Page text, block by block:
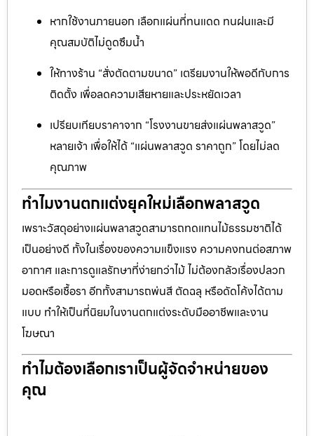
หากใช้งานภายนอก เลือกแผ่นที่ทนแดด ทนฝนและมี
คุณสมบัติไม่ดูดซึมน้ำ
ให้ทางร้าน “สั่งตัดตามขนาด” เตรียมงานให้พอดีกับการ
ติดตั้ง เพื่อลดความเสียหายและประหยัดเวลา
เปรียบเทียบราคาจาก “โรงงานขายส่งแผ่นพลาสวูด”
หลายเจ้า เพื่อให้ได้ “แผ่นพลาสวูด ราคาถูก” โดยไม่ลด
คุณภาพ
ทำไมงานตกแต่งยุคใหม่เลือกพลาสวูด
เพราะวัสดุอย่างแผ่นพลาสวูดสามารถทดแทนไม้ธรรมชาติได้
เป็นอย่างดี ทั้งในเรื่องของความแข็งแรง ความคงทนต่อสภาพ
อากาศ และการดูแลรักษาที่ง่ายกว่าไม้ ไม่ต้องกลัวเรื่องปลวก
มอดหรือเชื้อรา อีกทั้งสามารถพ่นสี ตัดฉลุ หรือดัดโค้งได้ตาม
แบบ ทำให้เป็นที่นิยมในงานตกแต่งระดับมืออาชีพและงาน
โฆษณา
ทำไมต้องเลือกเราเป็นผู้จัดจำหน่ายของ
คุณ